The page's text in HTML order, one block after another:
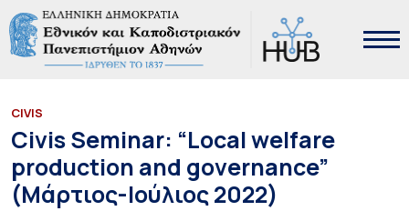
CIVIS
Civis Seminar: “Local welfare
production and governance”
(Μάρτιος-Ιούλιος 2022)